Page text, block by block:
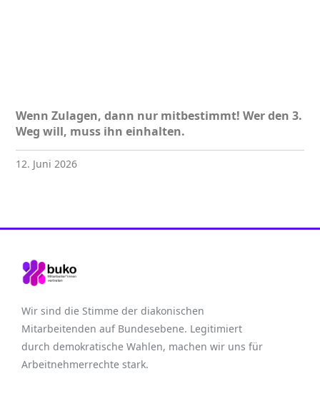
Wenn Zulagen, dann nur mitbestimmt! Wer den 3.
Weg will, muss ihn einhalten.
12. Juni 2026
Wir sind die Stimme der diakonischen
Mitarbeitenden auf Bundesebene. Legitimiert
durch demokratische Wahlen, machen wir uns für
Arbeitnehmerrechte stark.